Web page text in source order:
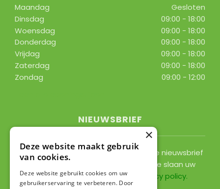
Maandag
Gesloten
Dinsdag
09:00 - 18:00
Woensdag
09:00 - 18:00
Donderdag
09:00 - 18:00
Vrijdag
09:00 - 18:00
Zaterdag
09:00 - 18:00
Zondag
09:00 - 12:00
NIEUWSBRIEF
Ontvang ongeveer 1x per 2 weken onze nieuwsbrief
met acties, nieuws & activiteiten! We slaan uw
gegevens op conform onze
privacy policy.
×
Deze website maakt gebruik
van cookies.
Deze website gebruikt cookies om uw
gebruikerservaring te verbeteren. Door